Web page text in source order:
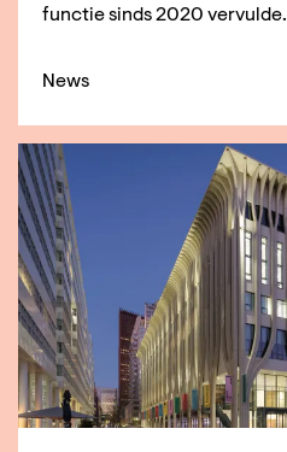
functie sinds 2020 vervulde.
News